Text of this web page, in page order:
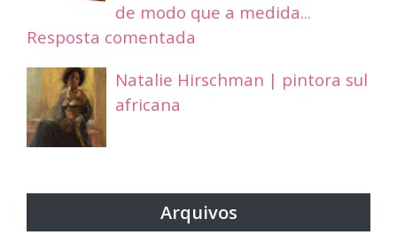
de modo que a medida...
Resposta comentada
Natalie Hirschman | pintora sul
africana
Arquivos